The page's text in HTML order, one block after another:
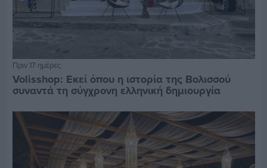
Πριν 17 ημέρες
Volisshop: Εκεί όπου η ιστορία της Βολισσού
συναντά τη σύγχρονη ελληνική δημιουργία